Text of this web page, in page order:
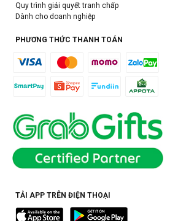
Quy trình giải quyết tranh chấp
Dành cho doanh nghiệp
PHƯƠNG THỨC THANH TOÁN
TẢI APP TRÊN ĐIỆN THOẠI